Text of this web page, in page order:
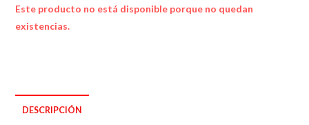
Este producto no está disponible porque no quedan
existencias.
DESCRIPCIÓN